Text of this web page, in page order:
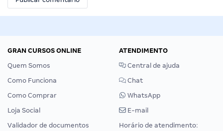
GRAN CURSOS ONLINE
Quem Somos
Como Funciona
Como Comprar
Loja Social
Validador de documentos
ATENDIMENTO
Central de ajuda
Chat
WhatsApp
E-mail
Horário de atendimento: